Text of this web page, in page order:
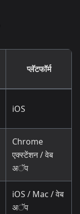
प्लॅटफॉर्म
iOS
Chrome
एक्स्टेंशन / वेब
अॅप
iOS / Mac / वेब
अॅप